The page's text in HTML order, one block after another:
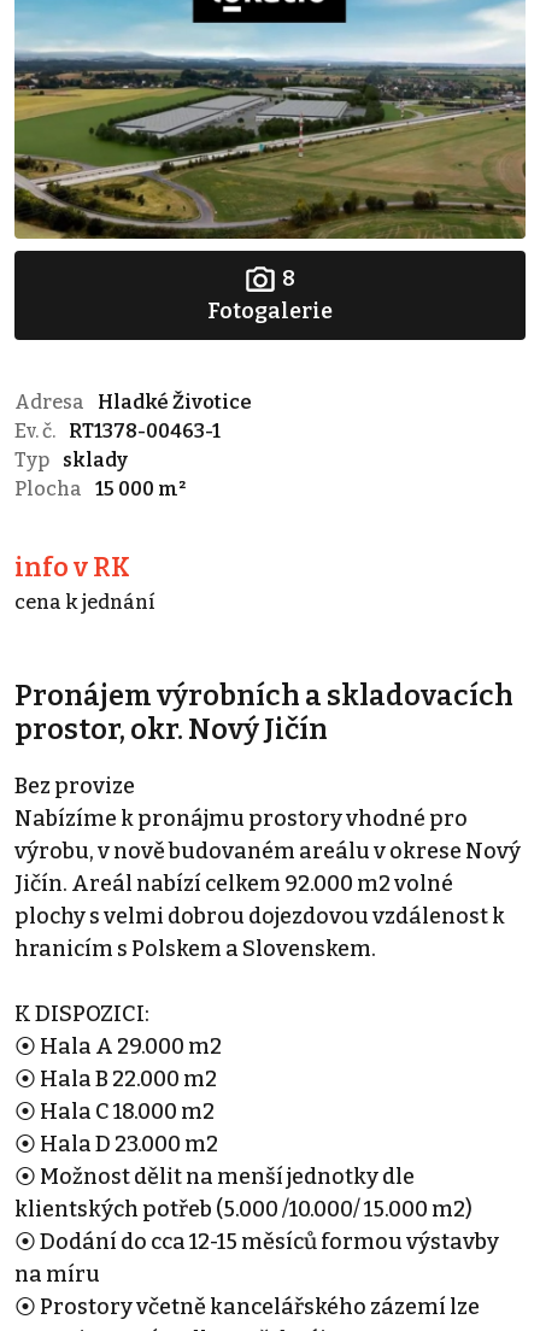
8
Fotogalerie
Adresa
Hladké Životice
Ev. č.
RT1378-00463-1
Typ
sklady
Plocha
15 000 m²
info v RK
cena k jednání
Pronájem výrobních a skladovacích
prostor, okr. Nový Jičín
Bez provize
Nabízíme k pronájmu prostory vhodné pro
výrobu, v nově budovaném areálu v okrese Nový
Jičín. Areál nabízí celkem 92.000 m2 volné
plochy s velmi dobrou dojezdovou vzdálenost k
hranicím s Polskem a Slovenskem.
K DISPOZICI:
⦿ Hala A 29.000 m2
⦿ Hala B 22.000 m2
⦿ Hala C 18.000 m2
⦿ Hala D 23.000 m2
⦿ Možnost dělit na menší jednotky dle
klientských potřeb (5.000 /10.000/ 15.000 m2)
⦿ Dodání do cca 12-15 měsíců formou výstavby
na míru
⦿ Prostory včetně kancelářského zázemí lze